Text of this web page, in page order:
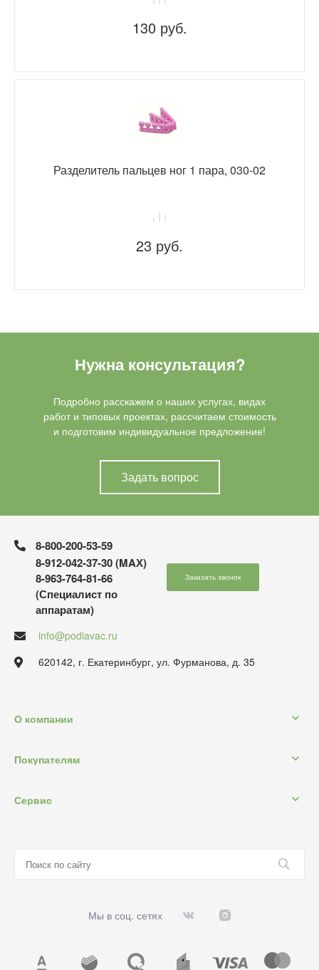
130 руб.
Разделитель пальцев ног 1 пара, 030-02
23 руб.
Нужна консультация?
Подробно расскажем о наших услугах, видах
работ и типовых проектах, рассчитаем стоимость
и подготовим индивидуальное предложение!
Задать вопрос
8-800-200-53-59
8-912-042-37-30 (MAХ)
8-963-764-81-66
(Специалист по
аппаратам)
Заказать звонок
info@podiavac.ru
620142, г. Екатеринбург, ул. Фурманова, д. 35
О компании
Покупателям
Сервис
Мы в соц. сетях